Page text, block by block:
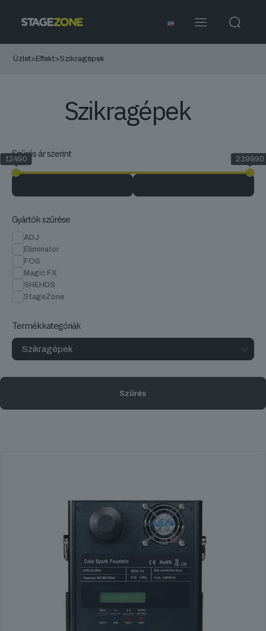
Üzlet> Effekt>Szikragépek
Szikragépek
Szűrés ár szerint
12490 239990
Gyártók szűrése
ADJ
Eliminator
FOS
Magic FX
SHEHDS
StageZone
Termékkategóriák
Szűrés